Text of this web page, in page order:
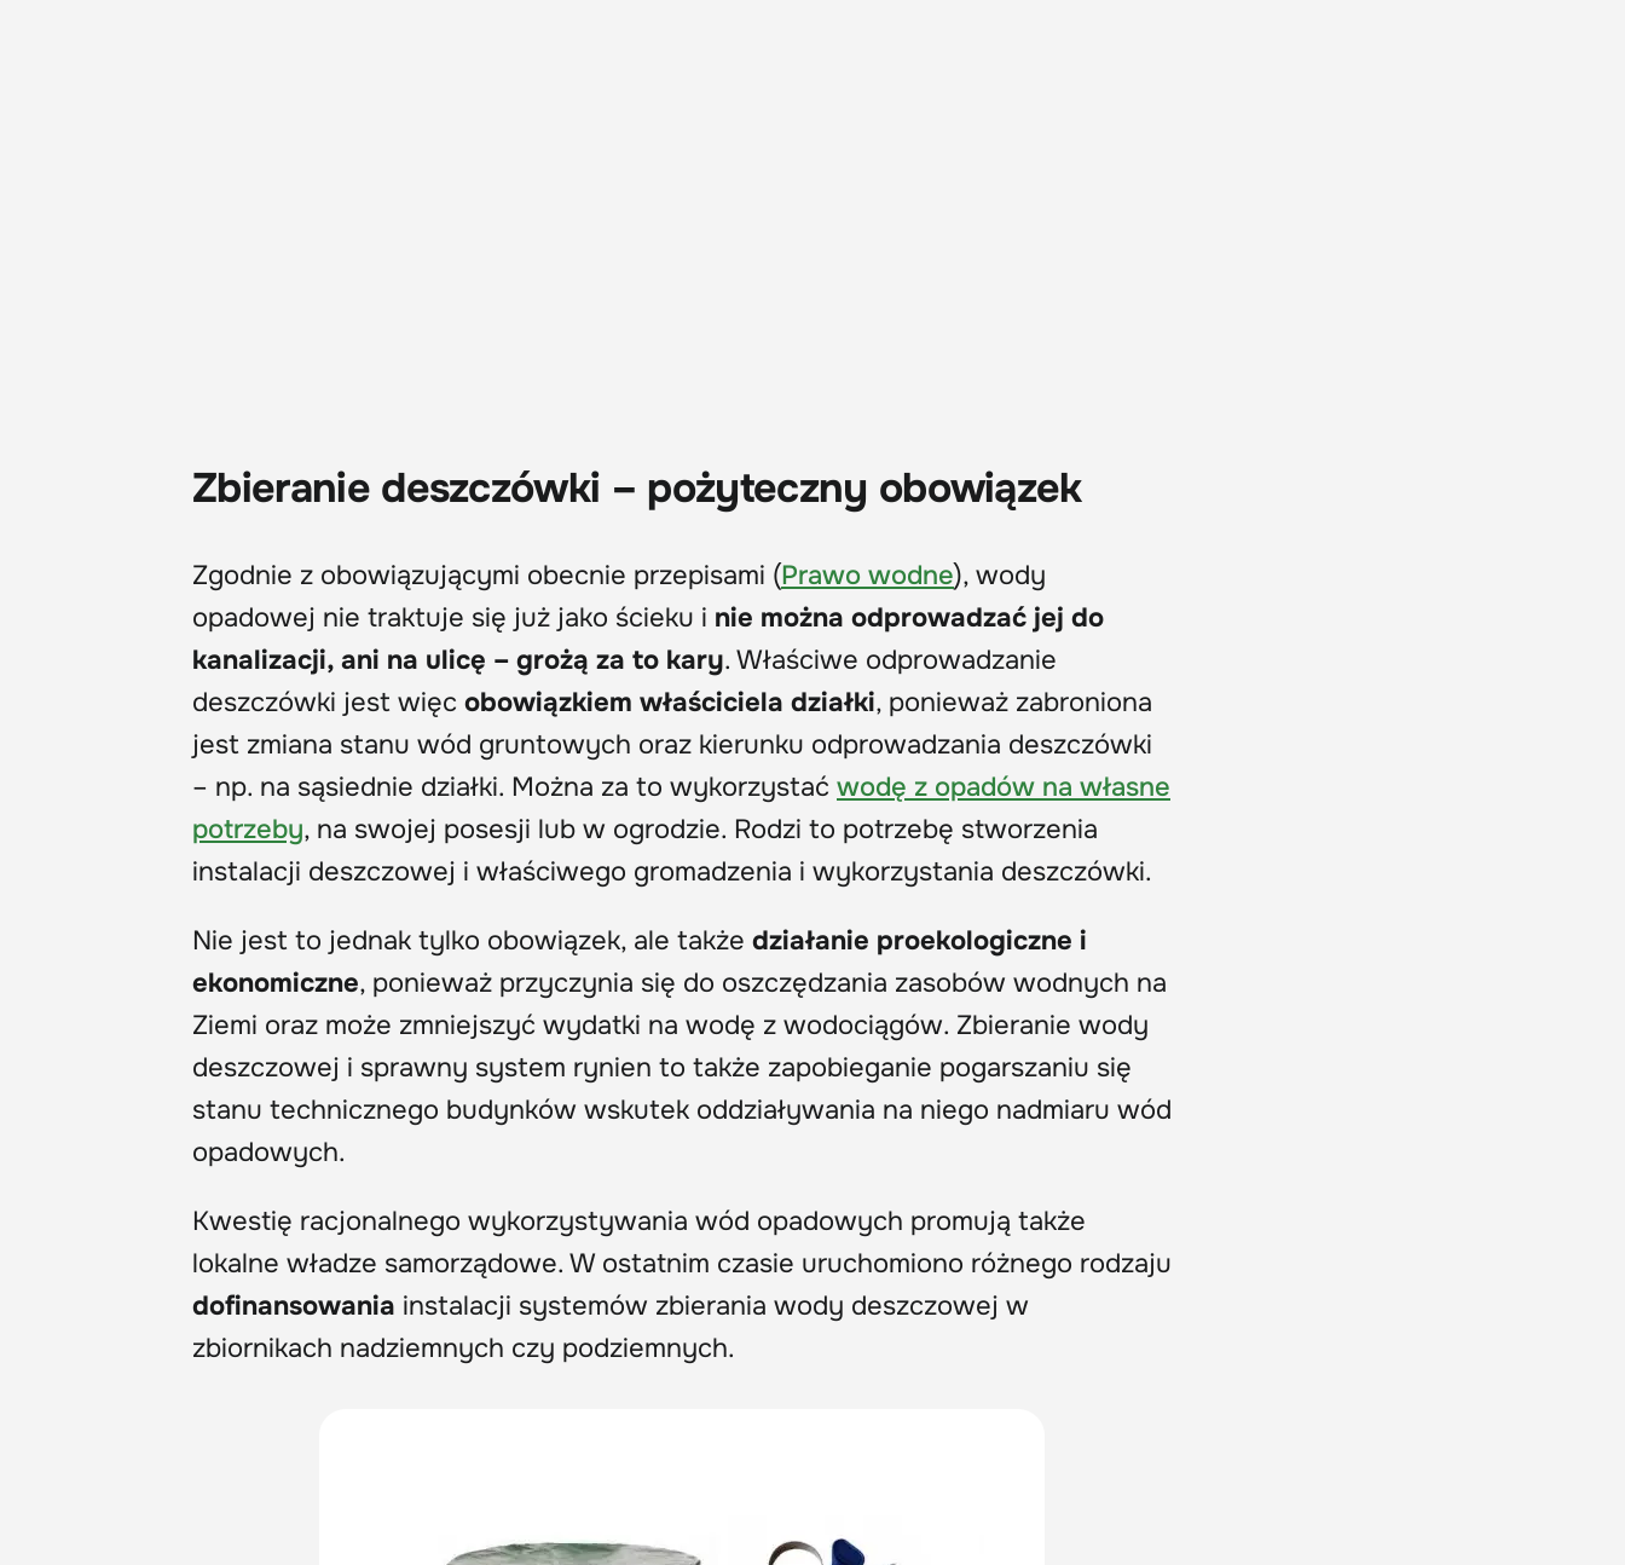
Zbieranie deszczówki – pożyteczny obowiązek
Zgodnie z obowiązującymi obecnie przepisami (Prawo wodne), wody
opadowej nie traktuje się już jako ścieku i nie można odprowadzać jej do
kanalizacji, ani na ulicę – grożą za to kary. Właściwe odprowadzanie
deszczówki jest więc obowiązkiem właściciela działki, ponieważ zabroniona
jest zmiana stanu wód gruntowych oraz kierunku odprowadzania deszczówki
– np. na sąsiednie działki. Można za to wykorzystać wodę z opadów na własne
potrzeby, na swojej posesji lub w ogrodzie. Rodzi to potrzebę stworzenia
instalacji deszczowej i właściwego gromadzenia i wykorzystania deszczówki.
Nie jest to jednak tylko obowiązek, ale także działanie proekologiczne i
ekonomiczne, ponieważ przyczynia się do oszczędzania zasobów wodnych na
Ziemi oraz może zmniejszyć wydatki na wodę z wodociągów. Zbieranie wody
deszczowej i sprawny system rynien to także zapobieganie pogarszaniu się
stanu technicznego budynków wskutek oddziaływania na niego nadmiaru wód
opadowych.
Kwestię racjonalnego wykorzystywania wód opadowych promują także
lokalne władze samorządowe. W ostatnim czasie uruchomiono różnego rodzaju
dofinansowania instalacji systemów zbierania wody deszczowej w
zbiornikach nadziemnych czy podziemnych.